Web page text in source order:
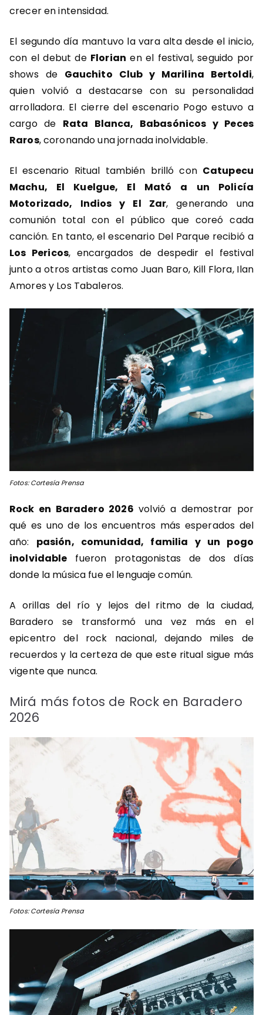
crecer en intensidad.
El segundo día mantuvo la vara alta desde el inicio,
con el debut de Florian en el festival, seguido por
shows de Gauchito Club y Marilina Bertoldi,
quien volvió a destacarse con su personalidad
arrolladora. El cierre del escenario Pogo estuvo a
cargo de Rata Blanca, Babasónicos y Peces
Raros, coronando una jornada inolvidable.
El escenario Ritual también brilló con Catupecu
Machu, El Kuelgue, El Mató a un Policía
Motorizado, Indios y El Zar, generando una
comunión total con el público que coreó cada
canción. En tanto, el escenario Del Parque recibió a
Los Pericos, encargados de despedir el festival
junto a otros artistas como Juan Baro, Kill Flora, Ilan
Amores y Los Tabaleros.
Fotos: Cortesía Prensa
Rock en Baradero 2026 volvió a demostrar por
qué es uno de los encuentros más esperados del
año: pasión, comunidad, familia y un pogo
inolvidable fueron protagonistas de dos días
donde la música fue el lenguaje común.
A orillas del río y lejos del ritmo de la ciudad,
Baradero se transformó una vez más en el
epicentro del rock nacional, dejando miles de
recuerdos y la certeza de que este ritual sigue más
vigente que nunca.
Mirá más fotos de Rock en Baradero
2026
Fotos: Cortesía Prensa